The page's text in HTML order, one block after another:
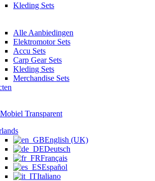
Kleding Sets
Alle Aanbiedingen
Elektromotor Sets
Accu Sets
Carp Gear Sets
Kleding Sets
Merchandise Sets
English (UK)
Deutsch
Français
Español
Italiano